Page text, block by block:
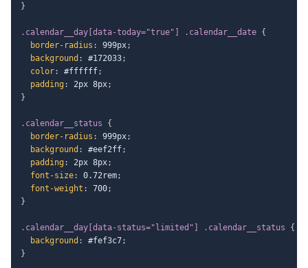
}
.calendar__day[data-today="true"] .calendar__date {
border-radius : 999px;
background : #172033;
color: #ffffff;
padding: 2px 8px;
}
.calendar__status
{
border-radius : 999px;
background : #eef2ff;
padding: 2px 8px;
font-size: 0.72rem;
font-weight : 700;
}
.calendar__day[data-status="limited"] .calendar__status
{
background : #fef3c7;
}